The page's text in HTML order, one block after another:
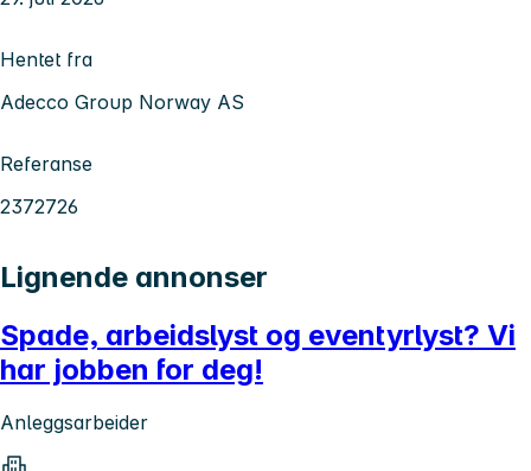
Hentet fra
Adecco Group Norway AS
Referanse
2372726
Lignende annonser
Spade, arbeidslyst og eventyrlyst? Vi
har jobben for deg!
Anleggsarbeider